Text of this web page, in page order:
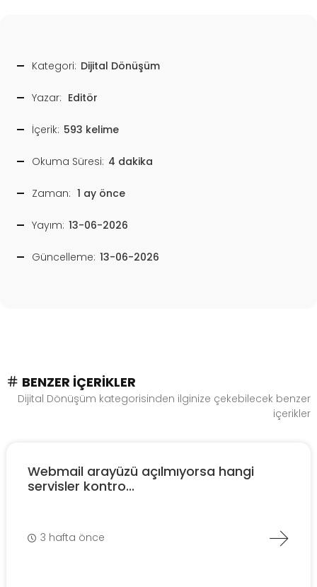
Kategori: Dijital Dönüşüm
Yazar: Editör
İçerik: 593 kelime
Okuma Süresi: 4 dakika
Zaman: 1 ay önce
Yayım: 13-06-2026
Güncelleme: 13-06-2026
BENZER İÇERIKLER
Dijital Dönüşüm kategorisinden ilginize çekebilecek benzer
içerikler
Webmail arayüzü açılmıyorsa hangi
servisler kontro...
3 hafta önce